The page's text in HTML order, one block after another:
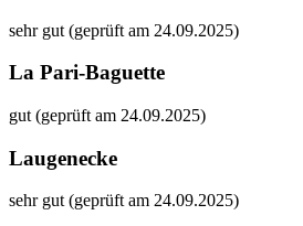
sehr gut (geprüft am 24.09.2025)
La Pari-Baguette
gut (geprüft am 24.09.2025)
Laugenecke
sehr gut (geprüft am 24.09.2025)